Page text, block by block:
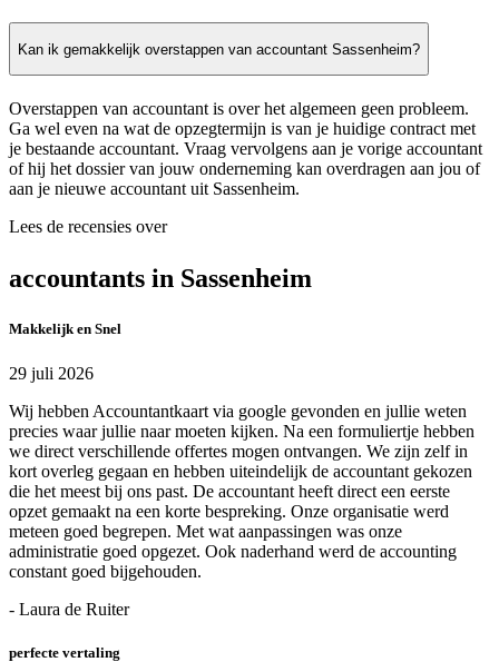
Kan ik gemakkelijk overstappen van accountant Sassenheim?
Overstappen van accountant is over het algemeen geen probleem.
Ga wel even na wat de opzegtermijn is van je huidige contract met
je bestaande accountant. Vraag vervolgens aan je vorige accountant
of hij het dossier van jouw onderneming kan overdragen aan jou of
aan je nieuwe accountant uit Sassenheim.
Lees de recensies over
accountants in Sassenheim
Makkelijk en Snel
29 juli 2026
Wij hebben Accountantkaart via google gevonden en jullie weten
precies waar jullie naar moeten kijken. Na een formuliertje hebben
we direct verschillende offertes mogen ontvangen. We zijn zelf in
kort overleg gegaan en hebben uiteindelijk de accountant gekozen
die het meest bij ons past. De accountant heeft direct een eerste
opzet gemaakt na een korte bespreking. Onze organisatie werd
meteen goed begrepen. Met wat aanpassingen was onze
administratie goed opgezet. Ook naderhand werd de accounting
constant goed bijgehouden.
- Laura de Ruiter
perfecte vertaling